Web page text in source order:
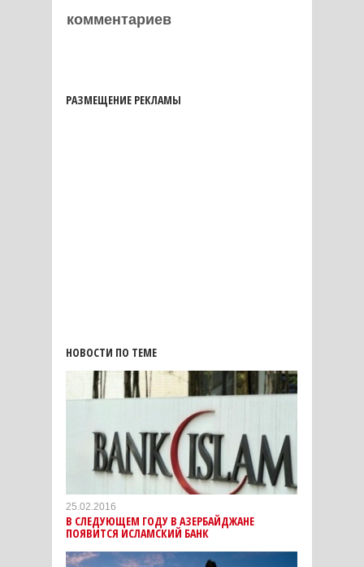
комментариев
РАЗМЕЩЕНИЕ РЕКЛАМЫ
НОВОСТИ ПО ТЕМЕ
25.02.2016
В СЛЕДУЮЩЕМ ГОДУ В АЗЕРБАЙДЖАНЕ
ПОЯВИТСЯ ИСЛАМСКИЙ БАНК